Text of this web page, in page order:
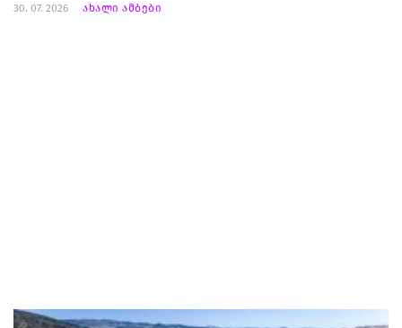
30. 07. 2026 ახალი ამბები